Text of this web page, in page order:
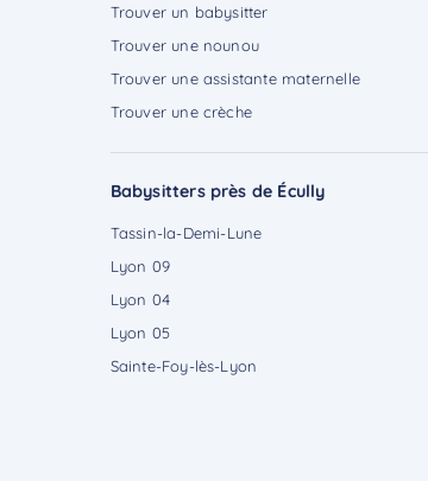
Trouver un babysitter
Trouver une nounou
Trouver une assistante maternelle
Trouver une crèche
Babysitters près de Écully
Tassin-la-Demi-Lune
Lyon 09
Lyon 04
Lyon 05
Sainte-Foy-lès-Lyon